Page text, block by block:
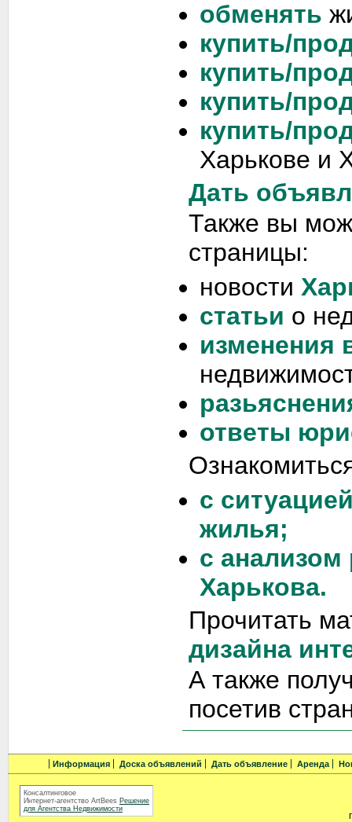
обменять
купить/
купить/
купить/
купить/
Харькове и
Дать
Также вы
страницы:
новости
статьи о
изменения
ответы
с
жилья;
с
Харькова.
Прочитать
дизайна
А также
посетив
Информация Доска объявлений Дать объявление Аренда
Консалтинговое
Интернет-агентство ArtBees Решение
для Агентства Недвижимости